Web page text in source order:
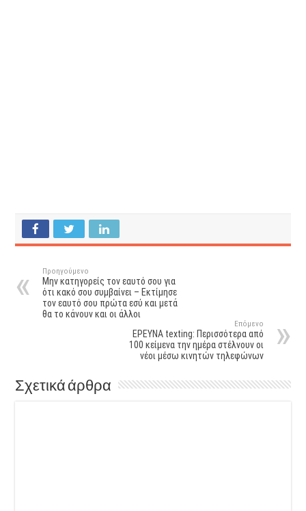
Προηγούμενο
Μην κατηγορείς τον εαυτό σου για
ότι κακό σου συμβαίνει – Εκτίμησε
τον εαυτό σου πρώτα εσύ και μετά
θα το κάνουν και οι άλλοι
Επόμενο
ΕΡΕΥΝΑ texting: Περισσότερα από
100 κείμενα την ημέρα στέλνουν οι
νέοι μέσω κινητών τηλεφώνων
Σχετικά άρθρα